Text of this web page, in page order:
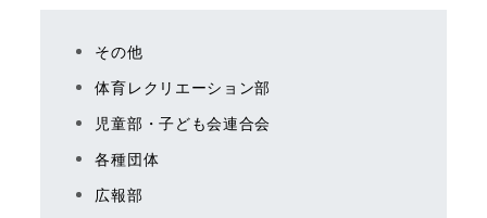
その他
体育レクリエーション部
児童部・子ども会連合会
各種団体
広報部